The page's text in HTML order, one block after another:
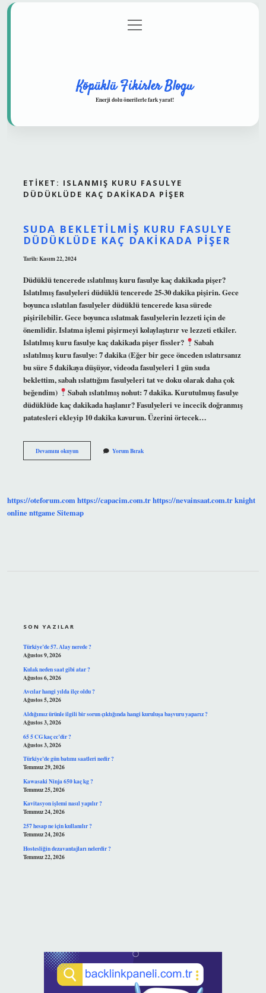
Gizlilik Politikası
menüyü
aç
Köpüklü Fikirler Blogu
Enerji dolu önerilerle fark yarat!
ETIKET: ISLANMIŞ KURU FASULYE
DÜDÜKLÜDE KAÇ DAKIKADA PIŞER
SUDA BEKLETILMIŞ KURU FASULYE
DÜDÜKLÜDE KAÇ DAKIKADA PIŞER
Tarih: Kasım 22, 2024
Düdüklü tencerede ıslatılmış kuru fasulye kaç dakikada pişer?
Islatılmış fasulyeleri düdüklü tencerede 25-30 dakika pişirin. Gece
boyunca ıslatılan fasulyeler düdüklü tencerede kısa sürede
pişirilebilir. Gece boyunca ıslatmak fasulyelerin lezzeti için de
önemlidir. Islatma işlemi pişirmeyi kolaylaştırır ve lezzeti etkiler.
Islatılmış kuru fasulye kaç dakikada pişer fissler?
Sabah
ıslatılmış kuru fasulye: 7 dakika (Eğer bir gece önceden ıslatırsanız
bu süre 5 dakikaya düşüyor, videoda fasulyeleri 1 gün suda
beklettim, sabah ıslattığım fasulyeleri tat ve doku olarak daha çok
beğendim)
Sabah ıslatılmış nohut: 7 dakika. Kurutulmuş fasulye
düdüklüde kaç dakikada haşlanır? Fasulyeleri ve incecik doğranmış
patatesleri ekleyip 10 dakika kavurun. Üzerini örtecek…
Devamını okuyunSuda
Bekletilmiş
Dakikada
Yorum Bırak
https://oteforum.comhttps://capacim.com.trhttps://nevainsaat.com.trknight
onlinenttgameSitemap
SON YAZILAR
Türkiye’de 57. Alay nerede ?
Ağustos 9, 2026
Kulak neden saat gibi atar ?
Ağustos 6, 2026
Avcılar hangi yılda ilçe oldu ?
Ağustos 5, 2026
Aldığımız ürünle ilgili bir sorun çıktığında hangi kuruluşa başvuru yaparız ?
Ağustos 3, 2026
65 5 CG kaç cc’dir ?
Ağustos 3, 2026
Türkiye’de gün batımı saatleri nedir ?
Temmuz 29, 2026
Kawasaki Ninja 650 kaç kg ?
Temmuz 25, 2026
Kavitasyon işlemi nasıl yapılır ?
Temmuz 24, 2026
257 hesap ne için kullanılır ?
Temmuz 24, 2026
Hostesliğin dezavantajları nelerdir ?
Temmuz 22, 2026